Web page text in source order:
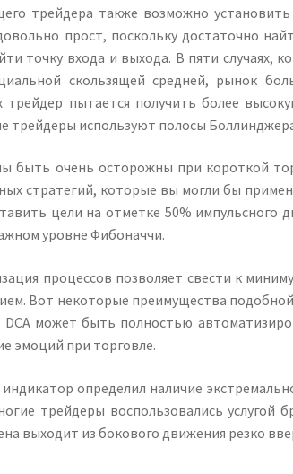
трейдера также возможно
прост, поскольку достаточно
точку входа и выхода. В пяти случаях,
скользящей средней, рынок
трейдер пытается получить более
трейдеры используют полосы
быть очень осторожны при короткой
стратегий, которые вы могли бы
цели на отметке 50% импульсного
уровне Фибоначчи.
процессов позволяет свести к
Вот некоторые преимущества
DCA может быть полностью
эмоций при торговле.
определил наличие
трейдеры воспользовались
выходит из бокового движения резко